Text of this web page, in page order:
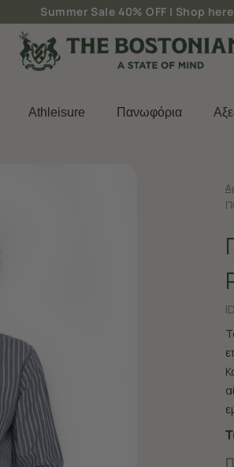
Δωρεάν μεταφορικά για παραγγελίες άνω
Athleisure Πανωφόρια